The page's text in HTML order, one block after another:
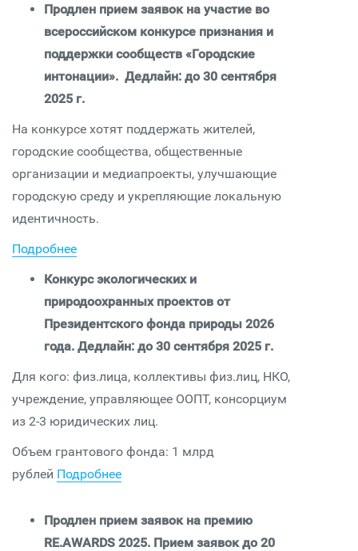
Продлен прием заявок на участие во
всероссийском конкурсе признания и
поддержки сообществ «Городские
интонации». Дедлайн: до 30 сентября
2025 г.
На конкурсе хотят поддержать жителей,
городские сообщества, общественные
организации и медиапроекты, улучшающие
городскую среду и укрепляющие локальную
идентичность.
Подробнее
Конкурс экологических и
природоохранных проектов от
Президентского фонда природы 2026
года. Дедлайн: до 30 сентября 2025 г.
Для кого: физ.лица, коллективы физ.лиц, НКО,
учреждение, управляющее ООПТ, консорциум
из 2-3 юридических лиц.
Объем грантового фонда: 1 млрд
рублей Подробнее
Продлен прием заявок на премию
RE.AWARDS 2025. Прием заявок до 20